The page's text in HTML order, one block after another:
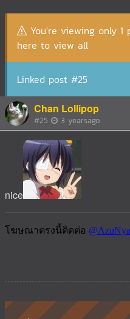
You're viewing only
here to view all
Linked post #25
Chan Lollipop
#25 3 yearsago
nice